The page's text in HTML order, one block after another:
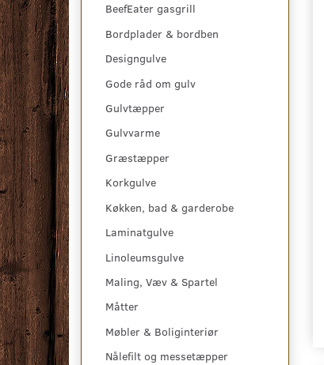
BeefEater gasgrill
Bordplader & bordben
Designgulve
Gode råd om gulv
Gulvtæpper
Gulvvarme
Græstæpper
Korkgulve
Køkken, bad & garderobe
Laminatgulve
Linoleumsgulve
Maling, Væv & Spartel
Måtter
Møbler & Boliginteriør
Nålefilt og messetæpper